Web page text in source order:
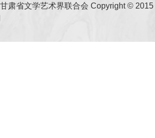
肃省文学艺术界联合会 Copyright ©